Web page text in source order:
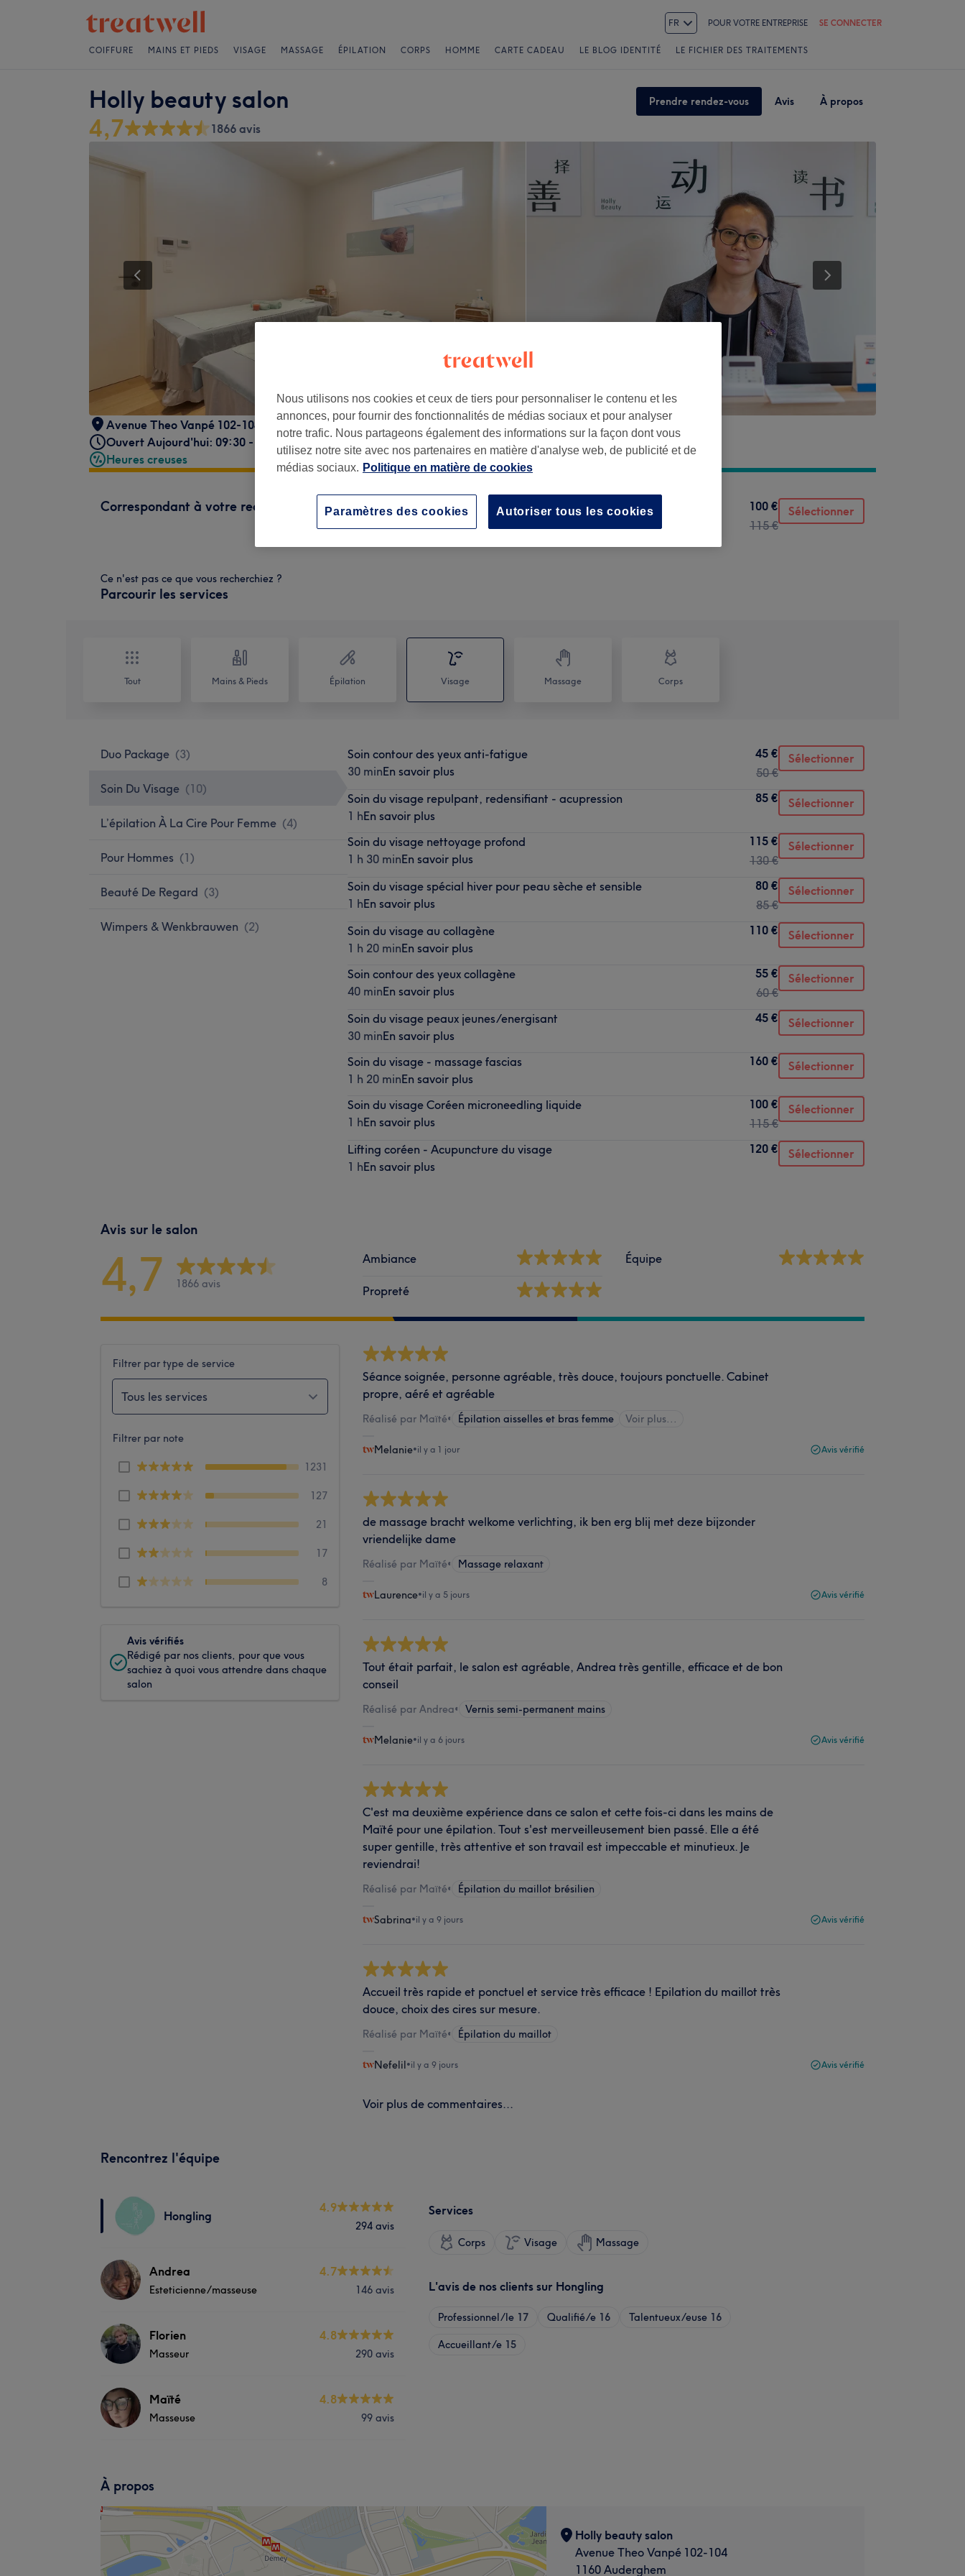
FR POUR VOTRE ENTREPRISE SE CONNECTER
COIFFURE MAINS ET PIEDS VISAGE MASSAGE ÉPILATION CORPS HOMME CARTE CADEAU LE BLOG IDENTITÉ LE FICHIER DES TRAITEMENTS
Holly beauty salon Prendre rendez-vous Avis À propos
4,7 1866 avis
Avenue Theo Vanpé 102-104 Auderghem , 1160
Ouvert Aujourd'hui: 09:30 - 20:00
Heures creuses
Correspondant à votre recherche
Soin du visage Coréen microneedling liquide
100 €
115 €
Sélectionner
Ce n'est pas ce que vous recherchiez ?
Parcourir les services
Tout Mains & Pieds Épilation Visage Massage Corps
Duo Package (3)
Soin Du Visage (10)
L’épilation À La Cire Pour Femme (4)
Pour Hommes (1)
Beauté De Regard (3)
Wimpers & Wenkbrauwen (2)
Soin contour des yeux anti-fatigue
30 minEn savoir plus
45 €
50 €
Sélectionner
Soin du visage repulpant, redensifiant - acupression
1 hEn savoir plus
85 € Sélectionner
Soin du visage nettoyage profond
1 h 30 minEn savoir plus
115 €
130 €
Sélectionner
Soin du visage spécial hiver pour peau sèche et sensible
1 hEn savoir plus
80 €
85 €
Sélectionner
Soin du visage au collagène
1 h 20 minEn savoir plus
110 € Sélectionner
Soin contour des yeux collagène
40 minEn savoir plus
55 €
60 €
Sélectionner
Soin du visage peaux jeunes/energisant
30 minEn savoir plus
45 € Sélectionner
Soin du visage - massage fascias
1 h 20 minEn savoir plus
160 € Sélectionner
Soin du visage Coréen microneedling liquide
1 hEn savoir plus
100 €
115 €
Sélectionner
Lifting coréen - Acupuncture du visage
1 hEn savoir plus
120 € Sélectionner
Avis sur le salon
4,7 1866 avis
Ambiance
Propreté
Équipe
Filtrer par type de service
Tous les services
Filtrer par note
1231
127
21
17
8
Avis vérifiés
Rédigé par nos clients, pour que vous
sachiez à quoi vous attendre dans chaque
salon
Séance soignée, personne agréable, très douce, toujours ponctuelle. Cabinet
propre, aéré et agréable
Réalisé par Maïté• Épilation aisselles et bras femme Voir plus...
Melanie•il y a 1 jour Avis vérifié
de massage bracht welkome verlichting, ik ben erg blij met deze bijzonder
vriendelijke dame
Réalisé par Maïté• Massage relaxant
Laurence•il y a 5 jours Avis vérifié
Tout était parfait, le salon est agréable, Andrea très gentille, efficace et de bon
conseil
Réalisé par Andrea• Vernis semi-permanent mains
Melanie•il y a 6 jours Avis vérifié
C'est ma deuxième expérience dans ce salon et cette fois-ci dans les mains de
Maïté pour une épilation. Tout s'est merveilleusement bien passé. Elle a été
super gentille, très attentive et son travail est impeccable et minutieux. Je
reviendrai!
Réalisé par Maïté• Épilation du maillot brésilien
Sabrina•il y a 9 jours Avis vérifié
Accueil très rapide et ponctuel et service très efficace ! Epilation du maillot très
douce, choix des cires sur mesure.
Réalisé par Maïté• Épilation du maillot
Nefelil•il y a 9 jours Avis vérifié
Voir plus de commentaires...
Rencontrez l'équipe
Hongling
4.9
294 avis
Andrea
Esteticienne/masseuse
4.7
146 avis
Florien
Masseur
4.8
290 avis
Maïté
Masseuse
4.8
99 avis
Services
Corps Visage Massage
L'avis de nos clients sur Hongling
Professionnel/le 17 Qualifié/e 16 Talentueux/euse 16
Accueillant/e 15
À propos
Holly beauty salon
Avenue Theo Vanpé 102-104
1160 Auderghem
Nous utilisons nos cookies et ceux de tiers pour personnaliser le contenu et les
annonces, pour fournir des fonctionnalités de médias sociaux et pour analyser
notre trafic. Nous partageons également des informations sur la façon dont vous
utilisez notre site avec nos partenaires en matière d'analyse web, de publicité et de
médias sociaux. Politique en matière de cookies
Autoriser tous les cookies
Paramètres des cookies